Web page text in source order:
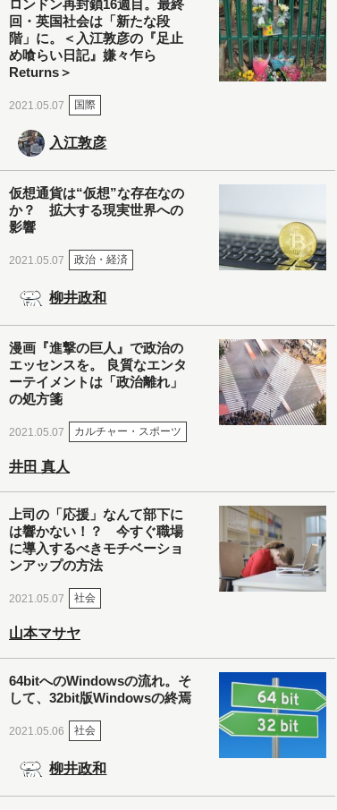
ロンドン再封鎖16週目。最終
回・英国社会は「新たな段
階」に。＜入江敦彦の『足止
め喰らい日記』嫌々乍ら
Returns＞
2021.05.07 国際
入江敦彦
仮想通貨は“仮想”な存在なの
か？ 拡大する現実世界への
影響
2021.05.07 政治・経済
柳井政和
漫画『進撃の巨人』で政治の
エッセンスを。 良質なエンタ
ーテイメントは「政治離れ」
の処方箋
2021.05.07 カルチャー・スポーツ
井田 真人
上司の「応援」なんて部下に
は響かない！？ 今すぐ職場
に導入するべきモチベーショ
ンアップの方法
2021.05.07 社会
山本マサヤ
64bitへのWindowsの流れ。そ
して、32bit版Windowsの終焉
2021.05.06 社会
柳井政和